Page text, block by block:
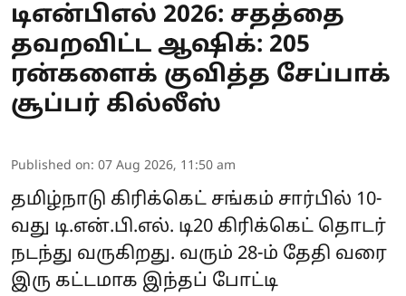
டிஎன்பிஎல் 2026: சதத்தை
தவறவிட்ட ஆஷிக்: 205
ரன்களைக் குவித்த சேப்பாக்
சூப்பர் கில்லீஸ்
Published on: 07 Aug 2026, 11:50 am
தமிழ்நாடு கிரிக்கெட் சங்கம் சார்பில் 10-
வது டி.என்.பி.எல். டி20 கிரிக்கெட் தொடர்
நடந்து வருகிறது. வரும் 28-ம் தேதி வரை
இரு கட்டமாக இந்தப் போட்டி